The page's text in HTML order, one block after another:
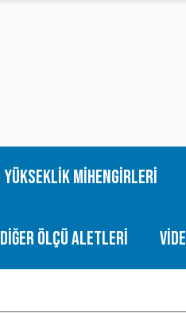
Yükseklik Mihengirleri
Diğer Ölçü Aletleri